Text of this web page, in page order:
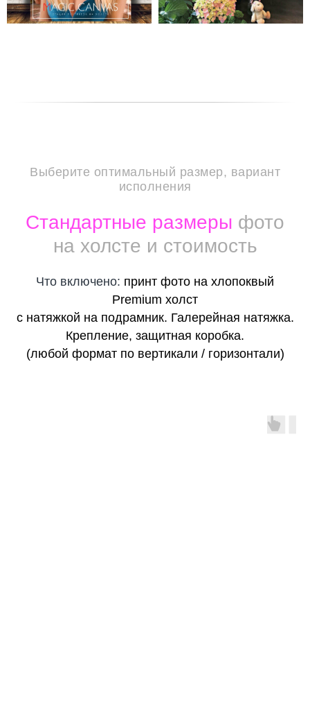
Выберите оптимальный размер, вариант
исполнения
Стандартные размеры фото
на холсте и стоимость
Что включено: принт фото на хлопоквый
Premium холст
с натяжкой на подрамник. Галерейная натяжка.
Крепление, защитная коробка.
(любой формат по вертикали / горизонтали)